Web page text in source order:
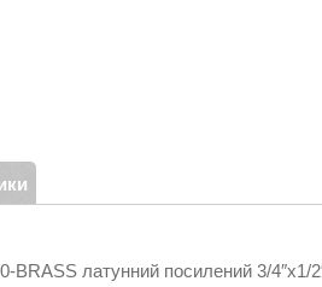
BRASS латунний посилений 3/4″x1/